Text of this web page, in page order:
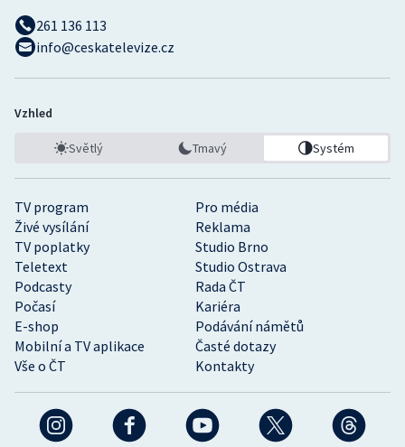
TV program
Pro média
Živé vysílání
Reklama
TV poplatky
Studio Brno
Teletext
Studio Ostrava
Podcasty
Rada ČT
Počasí
Kariéra
E-shop
Podávání námětů
Mobilní a TV aplikace
Časté dotazy
Vše o ČT
Kontakty
261 136 113
info@ceskatelevize.cz
Vzhled
Světlý Tmavý Systém